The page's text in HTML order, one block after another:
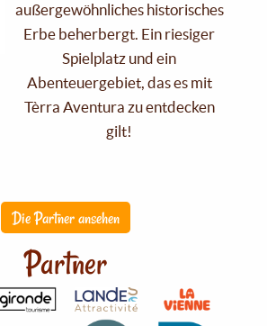
außergewöhnliches historisches
Erbe beherbergt. Ein riesiger
Spielplatz und ein
Abenteuergebiet, das es mit
Tèrra Aventura zu entdecken
gilt!
Die Partner ansehen
Partner